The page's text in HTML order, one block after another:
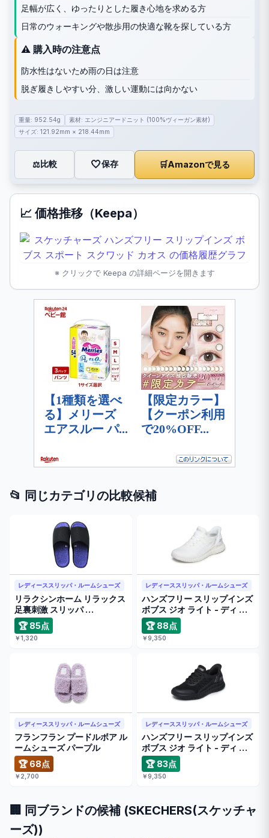
足幅が広く、ゆったりとした履き心地を求める方
日常のウォーキングや散歩用の快適な靴を探している方
⚠️ 購入時の注意点
防水性はないため雨の日は注意
脱ぎ履きしやすい分、激しい運動には向かない
重量: 952.54g
素材: エンジニアードニット (100%ヴィーガン素材)
サイズ: 121.92mm × 218.44mm
⚖️比較 🤍保存 🛒Amazonで見る
📈 価格推移（Keepa）
※ クリックで Keepa の詳細ページを開きます
📂 同じカテゴリの比較候補
レディーススリッパ・ルームシューズ
リラクシンホーム リラックス
足裏刺激 スリッパ …
🏆 85点
￥1,320
レディーススリッパ・ルームシューズ
ハンズフリー スリップインズ
ボブス ジオ ライト - ディ …
🏆 88点
￥9,350
レディーススリッパ・ルームシューズ
フランフラン プードルボア ル
ームシューズ パープル
🏆 68点
￥2,700
レディーススリッパ・ルームシューズ
ハンズフリー スリップインズ
ボブス ジオ ライト - ディ …
🏆 83点
￥9,350
🏢 同ブランドの候補 (SKECHERS(スケッチャ
ーズ))